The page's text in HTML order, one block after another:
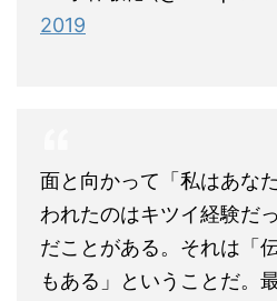
2019
面と向かって「私はあな
われたのはキツイ経験だ
だことがある。それは「
もある」ということだ。